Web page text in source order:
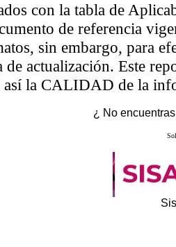
con la tabla de
de referencia
sin embargo, para
actualización. Este
así la CALIDAD de la
¿ No